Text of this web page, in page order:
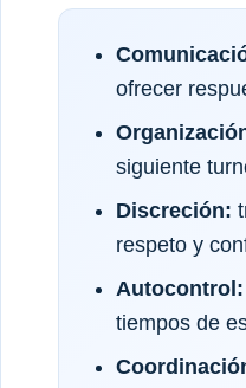
ofrecer
siguiente
Discreción:
respeto y
Autocontrol:
tiempos de